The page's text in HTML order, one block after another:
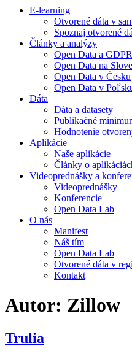
E-learning
Otvorené dáta v
Spoznaj otvorené
Články a analýzy
Open Data a GDPR
Open Data na
Open Data v Česku
Open Data v
Dáta
Dáta a datasety
Publikačné
Hodnotenie
Aplikácie
Naše aplikácie
Články o
Videoprednášky a
Videoprednášky
Konferencie
Open Data Lab
O nás
Manifest
Náš tím
Open Data Lab
Otvorené dáta v
Kontakt
Autor: Zillow
Trulia